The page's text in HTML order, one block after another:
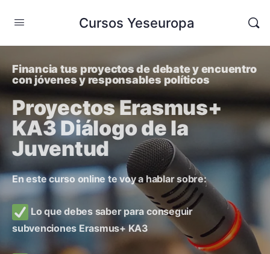
Cursos Yeseuropa
Financia tus proyectos de debate y encuentro
con jóvenes y responsables políticos
Proyectos Erasmus+
KA3 Diálogo de la
Juventud
En este curso online te voy a hablar sobre:
Lo que debes saber para conseguir
subvenciones Erasmus+ KA3